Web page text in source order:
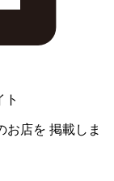
ト
お店を 掲載しま